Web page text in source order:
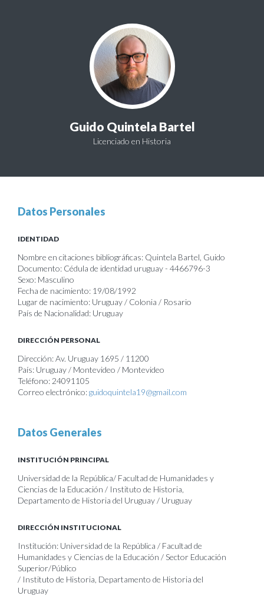
Guido Quintela Bartel
Licenciado en Historia
Datos Personales
IDENTIDAD
Nombre en citaciones bibliográficas: Quintela Bartel, Guido
Documento: Cédula de identidad uruguay - 4466796-3
Sexo: Masculino
Fecha de nacimiento: 19/08/1992
Lugar de nacimiento: Uruguay / Colonia / Rosario
País de Nacionalidad: Uruguay
DIRECCIÓN PERSONAL
Dirección: Av. Uruguay 1695 / 11200
País: Uruguay / Montevideo / Montevideo
Teléfono: 24091105
Correo electrónico:guidoquintela19@gmail.com
Datos Generales
INSTITUCIÓN PRINCIPAL
Universidad de la República/ Facultad de Humanidades y
Ciencias de la Educación / Instituto de Historia,
Departamento de Historia del Uruguay / Uruguay
DIRECCIÓN INSTITUCIONAL
Institución: Universidad de la República / Facultad de
Humanidades y Ciencias de la Educación / Sector Educación
Superior/Público
/ Instituto de Historia, Departamento de Historia del
Uruguay